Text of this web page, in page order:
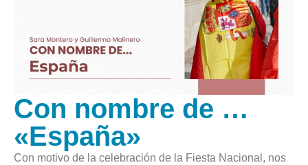
Con nombre de …
«España»
Con motivo de la celebración de la Fiesta Nacional, nos